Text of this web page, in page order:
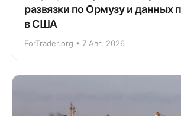
развязки по Ормузу и данных
в США
ForTrader.org • 7 Авг, 2026